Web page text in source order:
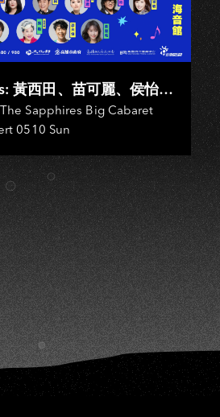
黃西田、苗可麗、侯怡
葉啟田、鳥來
、王彩樺、王瑞霞、吳
施文彬、邵大倫、曹雅
孟賢、黃露瑤
Sapphires Big Cabaret
0510 Sun